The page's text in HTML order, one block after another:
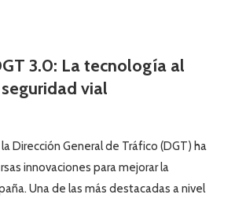
3.0: La tecnología al
vial
Dirección General de Tráfico (DGT) ha
innovaciones para mejorar la
Una de las más destacadas a nivel